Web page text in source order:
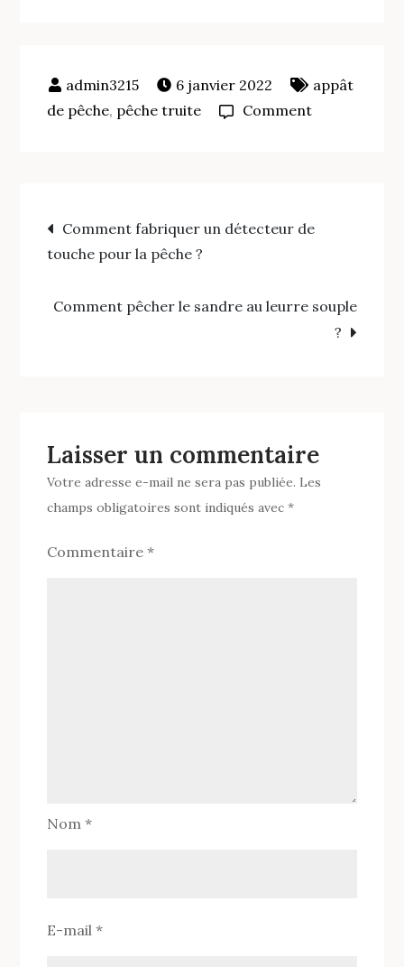
6 janvier 2022
appât
de pêche, pêche truite Commenton
trouver
d’appât
Navigation
de
l’article
Comment fabriquer un détecteur de
touche pour la pêche ?
Comment pêcher le sandre au leurre souple
?
Laisser un commentaire
Votre adresse e-mail ne sera pas publiée. Les
champs obligatoires sont indiqués avec*
Commentaire*
Nom*
E-mail*